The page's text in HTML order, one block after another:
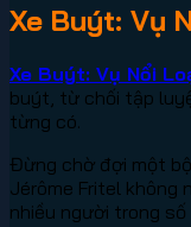
Xe Buýt: Vụ
Xe Buýt: Vụ Nổi
buýt, từ chối tập
từng có.
Đừng chờ đợi một
Jérôme Fritel không
nhiều người trong số